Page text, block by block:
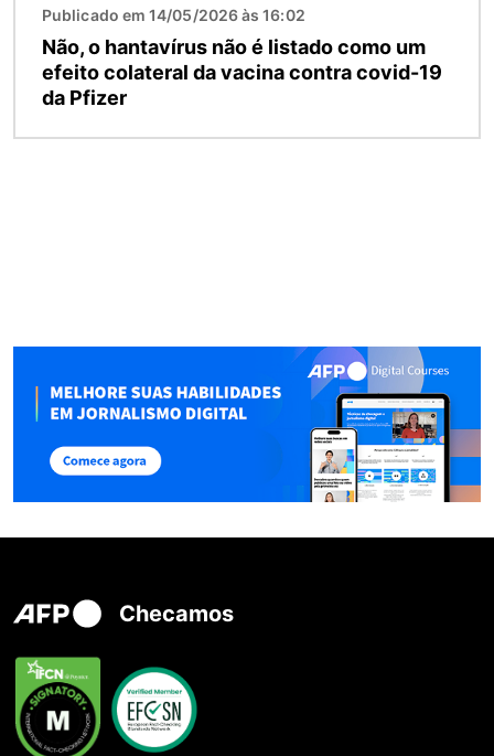
Publicado em 14/05/2026 às 16:02
Não, o hantavírus não é listado como um
efeito colateral da vacina contra covid-19
da Pfizer
Checamos